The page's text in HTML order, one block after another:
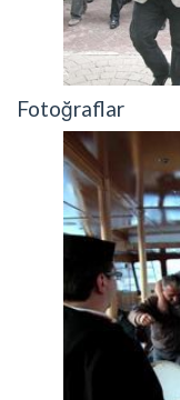
Fotoğraflar